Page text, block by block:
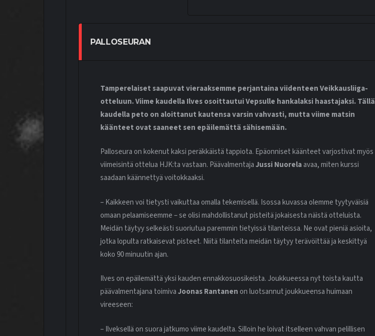
PALLOSEURAN
Tamperelaiset saapuvat vieraaksemme perjantaina viidenteen Veikkausliiga-
otteluun. Viime kaudella Ilves osoittautui Vepsulle hankalaksi haastajaksi. Tällä
kaudella peto on aloittanut kautensa varsin vahvasti, mutta viime matsin
käänteet ovat saaneet sen epäilemättä sähisemään.
Palloseura on kokenut kaksi peräkkäistä tappiota. Epäonniset käänteet varjostivat myös
viimeisintä ottelua HJK:ta vastaan. PäävalmentajaJussi Nuorelaavaa, miten kurssi
saadaan käännettyä voitokkaaksi.
– Kaikkeen voi tietysti vaikuttaa omalla tekemisellä. Isossa kuvassa olemme tyytyväisiä
omaan pelaamiseemme – se olisi mahdollistanut pisteitä jokaisesta näistä otteluista.
Meidän täytyy selkeästi suoriutua paremmin tietyissä tilanteissa. Ne ovat pieniä asioita,
jotka lopulta ratkaisevat pisteet. Niitä tilanteita meidän täytyy terävöittää ja keskittyä
koko 90 minuutin ajan.
Ilves on epäilemättä yksi kauden ennakkosuosikeista. Joukkueessa nyt toista kautta
päävalmentajana toimivaJoonas Rantanenon luotsannut joukkueensa huimaan
vireeseen:
– Ilveksellä on suora jatkumo viime kaudelta. Silloin he loivat itselleen vahvan pelillisen